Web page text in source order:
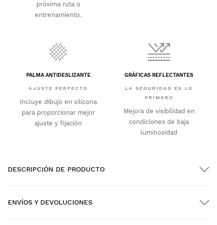
próxima ruta o
entrenamiento.
PALMA ANTIDESLIZANTE
AJUSTE PERFECTO
Incluye dibujo en silicona
para proporcionar mejor
ajuste y fijación
GRÁFICAS REFLECTANTES
LA SEGURIDAD ES LO
PRIMERO
Mejora de visibilidad en
condiciones de baja
luminosidad
DESCRIPCIÓN DE PRODUCTO
ENVÍOS Y DEVOLUCIONES